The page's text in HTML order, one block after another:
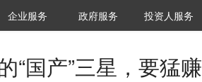
36Kr研究院
企业服务 城市之窗
政府服务 VClub投资机构库
投资机构职位推介
投资人服务
“国产”三星，要猛